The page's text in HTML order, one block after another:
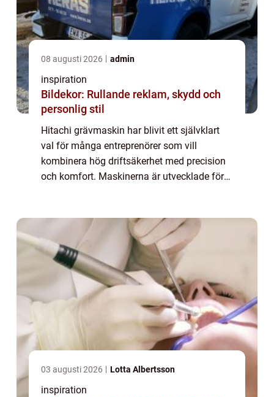
08 augusti 2026 admin
inspiration
Bildekor: Rullande reklam, skydd och
personlig stil
Hitachi grävmaskin har blivit ett självklart
val för många entreprenörer som vill
kombinera hög driftsäkerhet med precision
och komfort. Maskinerna är utvecklade för
03 augusti 2026 Lotta Albertsson
inspiration